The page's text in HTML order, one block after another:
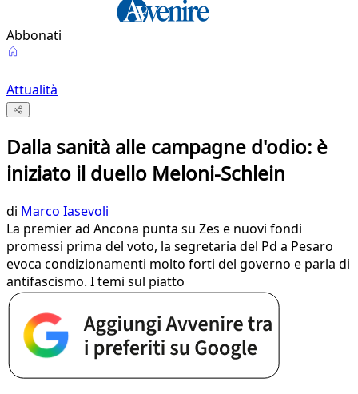
Abbonati
Attualità
Dalla sanità alle campagne d'odio: è
iniziato il duello Meloni-Schlein
di Marco Iasevoli
La premier ad Ancona punta su Zes e nuovi fondi
promessi prima del voto, la segretaria del Pd a Pesaro
evoca condizionamenti molto forti del governo e parla di
antifascismo. I temi sul piatto